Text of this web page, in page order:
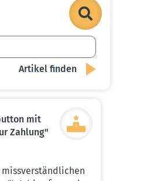
mit
Zahlung"